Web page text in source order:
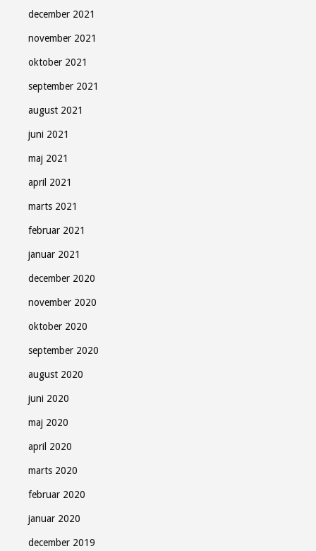
december 2021
november 2021
oktober 2021
september 2021
august 2021
juni 2021
maj 2021
april 2021
marts 2021
februar 2021
januar 2021
december 2020
november 2020
oktober 2020
september 2020
august 2020
juni 2020
maj 2020
april 2020
marts 2020
februar 2020
januar 2020
december 2019